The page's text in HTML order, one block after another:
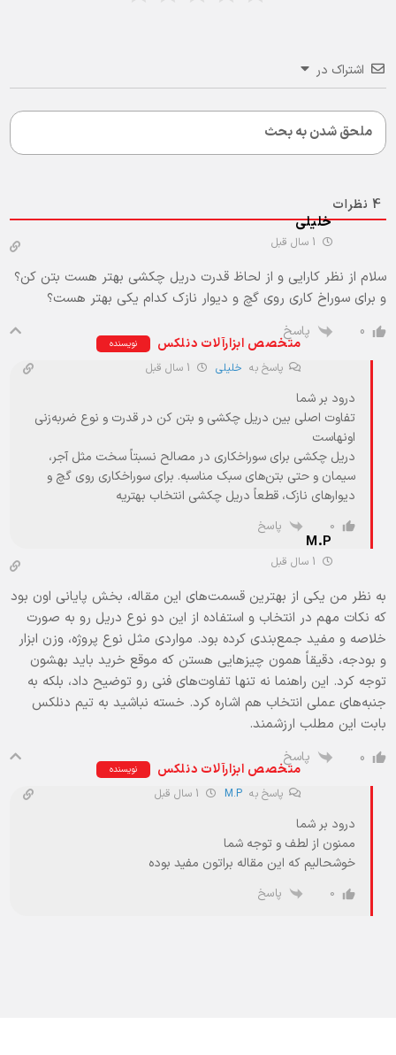
اشتراک در
4 نظرات
خلیلی
سلام از نظر کارایی و از لحاظ قدرت دریل چکشی بهتر هست بتن کن؟
و برای سوراخ کاری روی گچ و دیوار نازک کدام یکی بهتر هست؟
0 پاسخ
متخصص ابزارآلات دنلکس نویسنده
پاسخ به خلیلی
درود بر شما
تفاوت اصلی بین دریل چکشی و بتن کن در قدرت و نوع ضربه‌زنی
اونهاست
دریل چکشی برای سوراخکاری در مصالح نسبتاً سخت مثل آجر،
سیمان و حتی بتن‌های سبک مناسبه. برای سوراخکاری روی گچ و
دیوارهای نازک، قطعاً دریل چکشی انتخاب بهتریه
0 پاسخ
M.P
به نظر من یکی از بهترین قسمت‌های این مقاله، بخش پایانی اون بود
که نکات مهم در انتخاب و استفاده از این دو نوع دریل رو به صورت
خلاصه و مفید جمع‌بندی کرده بود. مواردی مثل نوع پروژه، وزن ابزار
و بودجه، دقیقاً همون چیزهایی هستن که موقع خرید باید بهشون
توجه کرد. این راهنما نه تنها تفاوت‌های فنی رو توضیح داد، بلکه به
جنبه‌های عملی انتخاب هم اشاره کرد. خسته نباشید به تیم دنلکس
بابت این مطلب ارزشمند.
0 پاسخ
متخصص ابزارآلات دنلکس نویسنده
پاسخ به M.P
درود بر شما
ممنون از لطف و توجه شما
خوشحالیم که این مقاله براتون مفید بوده
0 پاسخ